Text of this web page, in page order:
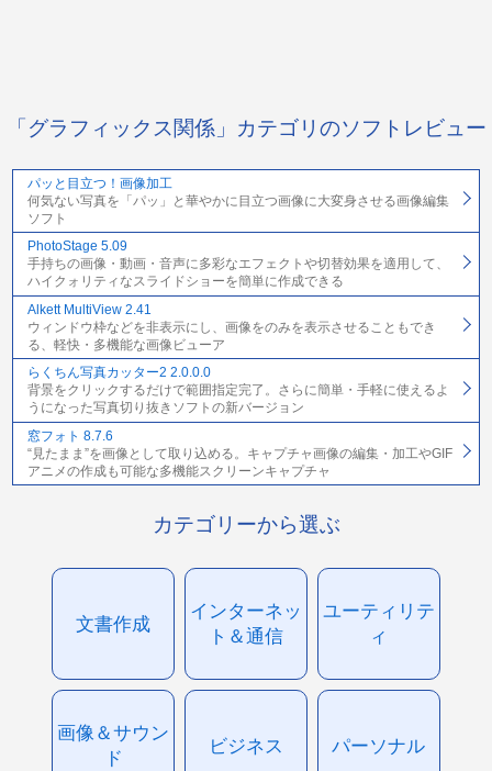
「グラフィックス関係」カテゴリのソフトレビュー
パッと目立つ！画像加工
何気ない写真を「パッ」と華やかに目立つ画像に大変身させる画像編集
ソフト
PhotoStage 5.09
手持ちの画像・動画・音声に多彩なエフェクトや切替効果を適用して、
ハイクォリティなスライドショーを簡単に作成できる
Alkett MultiView 2.41
ウィンドウ枠などを非表示にし、画像をのみを表示させることもでき
る、軽快・多機能な画像ビューア
らくちん写真カッター2 2.0.0.0
背景をクリックするだけで範囲指定完了。さらに簡単・手軽に使えるよ
うになった写真切り抜きソフトの新バージョン
窓フォト 8.7.6
“見たまま”を画像として取り込める。キャプチャ画像の編集・加工やGIF
アニメの作成も可能な多機能スクリーンキャプチャ
カテゴリーから選ぶ
文書作成
インターネッ
ト＆通信
ユーティリテ
ィ
画像＆サウン
ド
ビジネス パーソナル